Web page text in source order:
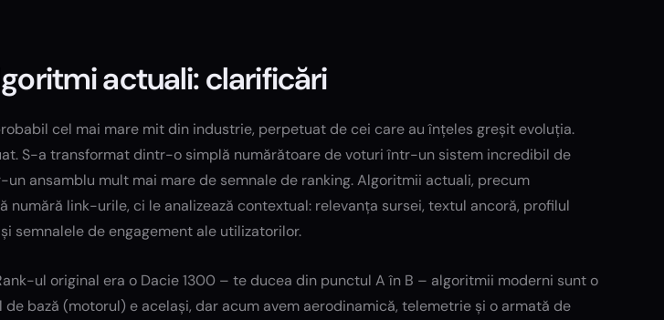
actuali: clarificări
cel mai mare mit din industrie, perpetuat de cei care au înțeles greșit evoluția.
S-a transformat dintr-o simplă numărătoare de voturi într-un sistem incredibil de
ansamblu mult mai mare de semnale de ranking. Algoritmii actuali, precum
numără link-urile, ci le analizează contextual: relevanța sursei, textul ancoră, profilul
semnalele de engagement ale utilizatorilor.
ul original era o Dacie 1300 – te ducea din punctul A în B – algoritmii moderni sunt o
de bază (motorul) e același, dar acum avem aerodinamică, telemetrie și o armată de